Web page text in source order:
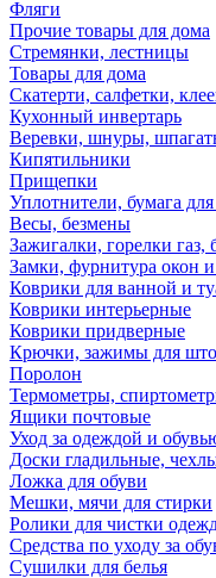
Фляги
Прочие товары для дома
Стремянки, лестницы
Товары для дома
Скатерти, салфетки,
Кухонный инвертарь
Веревки, шнуры,
Кипятильники
Прищепки
Уплотнители, бумага
Весы, безмены
Зажигалки, горелки газ,
Замки, фурнитура окон
Коврики для ванной и
Коврики интерьерные
Коврики придверные
Крючки, зажимы для
Поролон
Термометры,
Ящики почтовые
Уход за одеждой и
Доски гладильные,
Ложка для обуви
Мешки, мячи для стирки
Ролики для чистки
Средства по уходу за
Сушилки для белья